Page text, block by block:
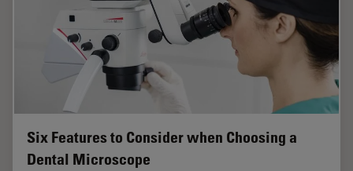
Six Features to Consider when Choosing a
Dental Microscope